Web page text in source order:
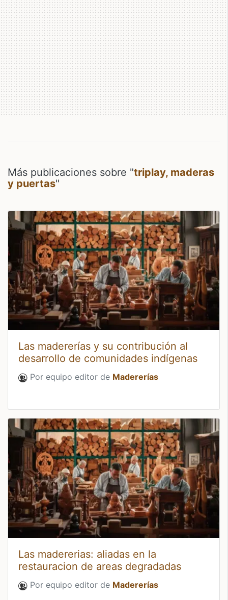
Más publicaciones sobre "triplay, maderas
y puertas"
Las madererías y su contribución al
desarrollo de comunidades indígenas
Por equipo editor de Madererías
Las madererias: aliadas en la
restauracion de areas degradadas
Por equipo editor de Madererías